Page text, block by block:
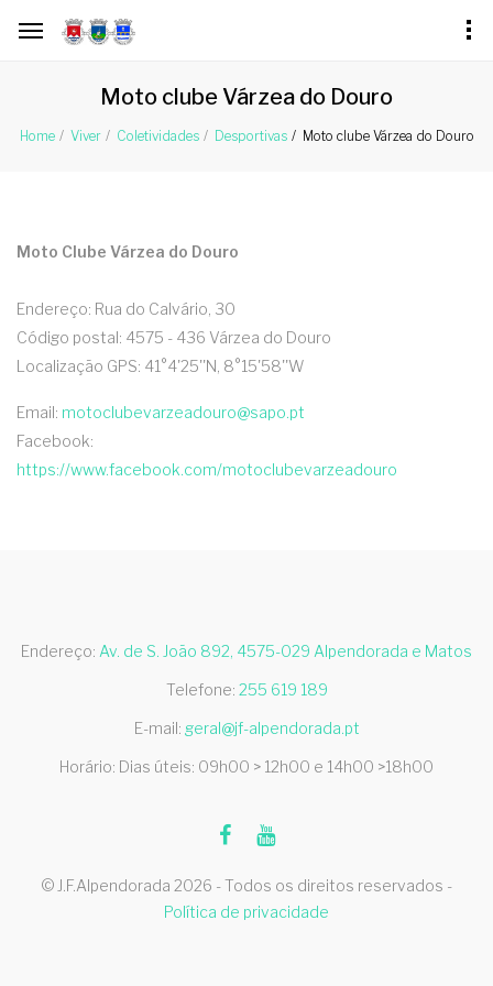
Moto clube Várzea do Douro
Home Viver Coletividades Desportivas Moto clube Várzea do Douro
Moto Clube Várzea do Douro
Endereço: Rua do Calvário, 30
Código postal: 4575 - 436 Várzea do Douro
Localização GPS: 41°4'25''N, 8°15'58''W
Email: motoclubevarzeadouro@sapo.pt
Facebook:
https://www.facebook.com/motoclubevarzeadouro
Endereço: Av. de S. João 892, 4575-029 Alpendorada e Matos
Telefone: 255 619 189
E-mail: geral@jf-alpendorada.pt
Horário: Dias úteis: 09h00 > 12h00 e 14h00 >18h00
© J.F.Alpendorada 2026 - Todos os direitos reservados -
Política de privacidade